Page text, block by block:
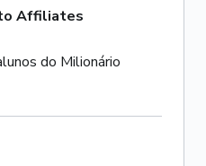
Affiliates
do Milionário